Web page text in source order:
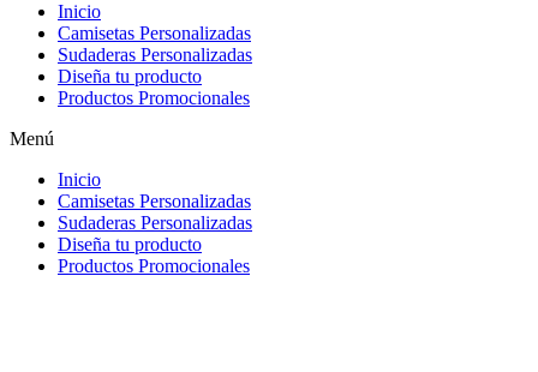
Inicio
Camisetas Personalizadas
Sudaderas Personalizadas
Diseña tu producto
Productos Promocionales
Menú
Inicio
Camisetas Personalizadas
Sudaderas Personalizadas
Diseña tu producto
Productos Promocionales